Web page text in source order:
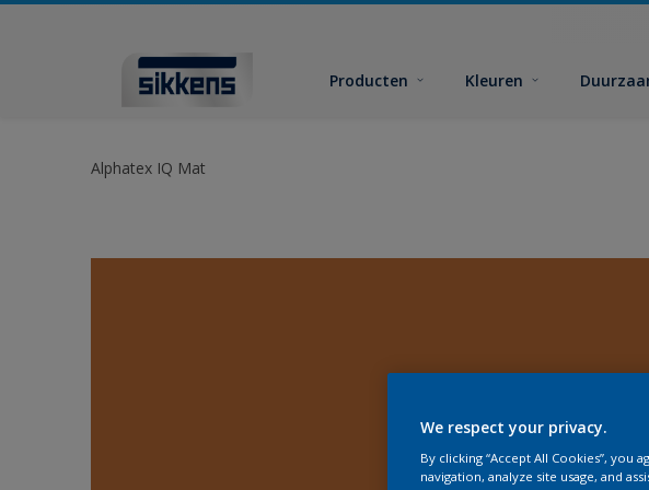
Producten Kleuren
Alphatex IQ Mat
We respect your privacy.
By clicking “Accept All Cookies”,
navigation, analyze site usage, and